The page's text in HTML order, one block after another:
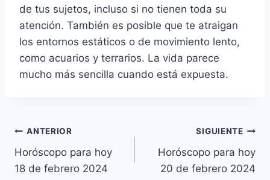
de tus sujetos, incluso si no tienen toda su
atención. También es posible que te atraigan
los entornos estáticos o de movimiento lento,
como acuarios y terrarios. La vida parece
mucho más sencilla cuando está expuesta.
Navegación
de
ANTERIOR
Horóscopo para hoy
18 de febrero 2024
SIGUIENTE
Horóscopo para hoy
20 de febrero 2024